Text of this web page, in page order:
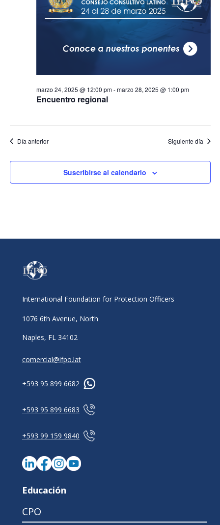
Encuentro regional
marzo 24, 2025 @ 12:00 pm-marzo 28, 2025 @ 1:00 pm
Día anterior Siguiente día
Suscribirse al calendario
International Foundation for Protection Officers
1076 6th Avenue, North
Naples, FL 34102
comercial@ifpo.lat
+593 95 899 6682
+593 95 899 6683
+593 99 159 9840
Educación
CPO